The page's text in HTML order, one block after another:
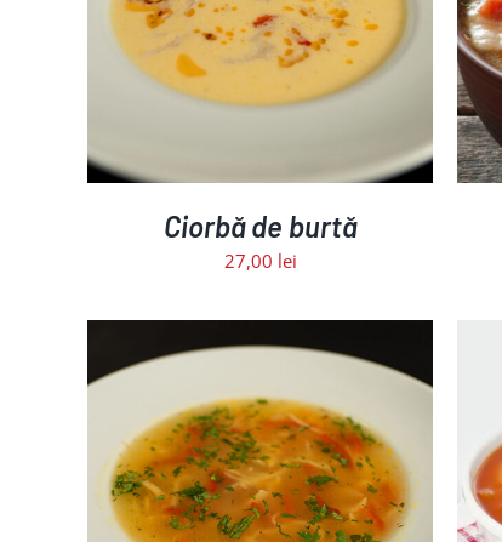
Ciorbă de burtă
27,00 lei
ADAUGĂ ÎN COȘ / DETALII
ADAUGĂ ÎN COȘ / DETALII